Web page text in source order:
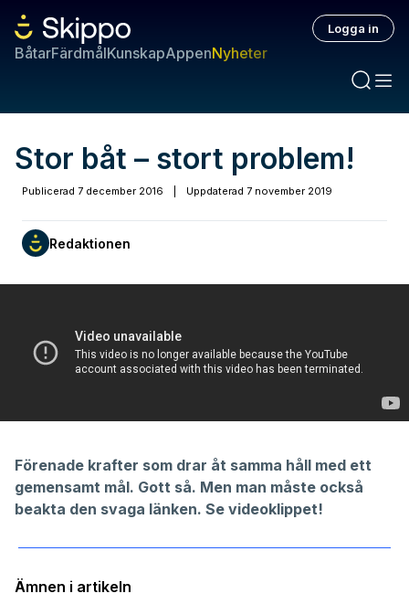
BåtarFärdmålKunskapAppenNyheter
Logga in
Stor båt – stort problem!
Publicerad 7 december 2016 Uppdaterad 7 november 2019
Redaktionen
Förenade krafter som drar åt samma håll med ett
gemensamt mål. Gott så. Men man måste också
beakta den svaga länken. Se videoklippet!
Ämnen i artikeln